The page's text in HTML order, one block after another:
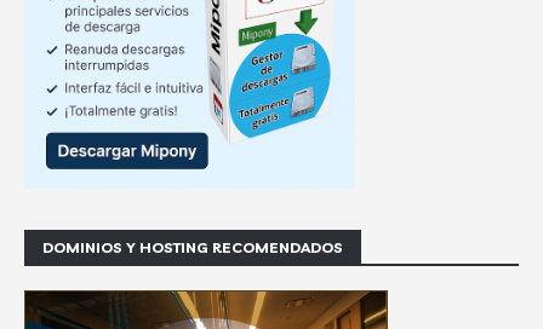
DOMINIOS Y HOSTING RECOMENDADOS